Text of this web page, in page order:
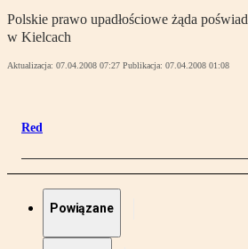
Polskie prawo upadłościowe żąda
w Kielcach
Aktualizacja: 07.04.2008 07:27 Publikacja: 07.04.2008 01:08
Red
Powiązane